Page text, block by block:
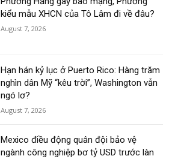
kiểu mẫu XHCN của Tô Lâm đi về đâu?
August 7, 2026
Hạn hán kỷ lục ở Puerto Rico: Hàng trăm
nghìn dân Mỹ “kêu trời”, Washington vẫn
ngó lơ?
August 7, 2026
Mexico điều động quân đội bảo vệ
ngành công nghiệp bơ tỷ USD trước làn